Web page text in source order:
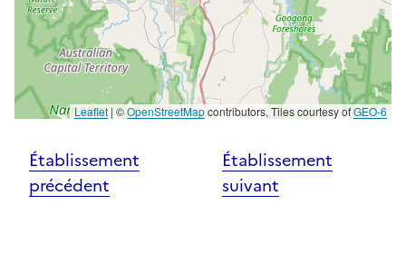
Leaflet | ©OpenStreetMapcontributors, Tiles courtesy ofGEO-6
Établissement
précédent
Établissement
suivant